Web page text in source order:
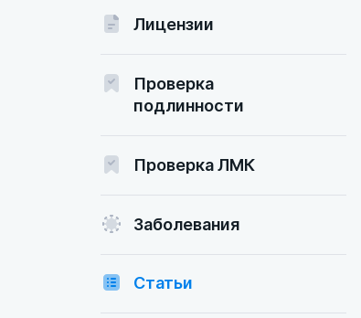
Лицензии
Проверка
подлинности
Проверка ЛМК
Заболевания
Статьи